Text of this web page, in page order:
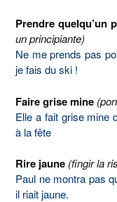
Prendre quelqu’un
un principiante)
Ne me prends pas
je fais du ski !
Faire grise mine
Elle a fait grise mine
à la fête
Rire jaune (fingir la
Paul ne montra pas
il riait jaune.